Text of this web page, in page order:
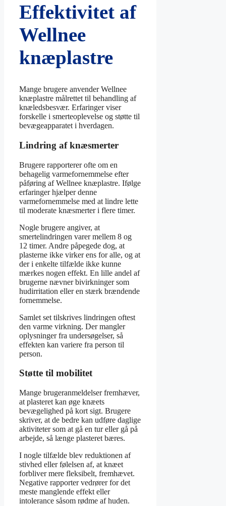
Effektivitet af
Wellnee
knæplastre
Mange brugere anvender Wellnee
knæplastre målrettet til behandling af
knæledsbesvær. Erfaringer viser
forskelle i smerteoplevelse og støtte til
bevægeapparatet i hverdagen.
Lindring af knæsmerter
Brugere rapporterer ofte om en
behagelig varmefornemmelse efter
påføring af Wellnee knæplastre. Ifølge
erfaringer hjælper denne
varmefornemmelse med at lindre lette
til moderate knæsmerter i flere timer.
Nogle brugere angiver, at
smertelindringen varer mellem 8 og
12 timer. Andre påpegede dog, at
plasterne ikke virker ens for alle, og at
der i enkelte tilfælde ikke kunne
mærkes nogen effekt. En lille andel af
brugerne nævner bivirkninger som
hudirritation eller en stærk brændende
fornemmelse.
Samlet set tilskrives lindringen oftest
den varme virkning. Der mangler
oplysninger fra undersøgelser, så
effekten kan variere fra person til
person.
Støtte til mobilitet
Mange brugeranmeldelser fremhæver,
at plasteret kan øge knæets
bevægelighed på kort sigt. Brugere
skriver, at de bedre kan udføre daglige
aktiviteter som at gå en tur eller gå på
arbejde, så længe plasteret bæres.
I nogle tilfælde blev reduktionen af
stivhed eller følelsen af, at knæet
forbliver mere fleksibelt, fremhævet.
Negative rapporter vedrører for det
meste manglende effekt eller
intolerance såsom rødme af huden.